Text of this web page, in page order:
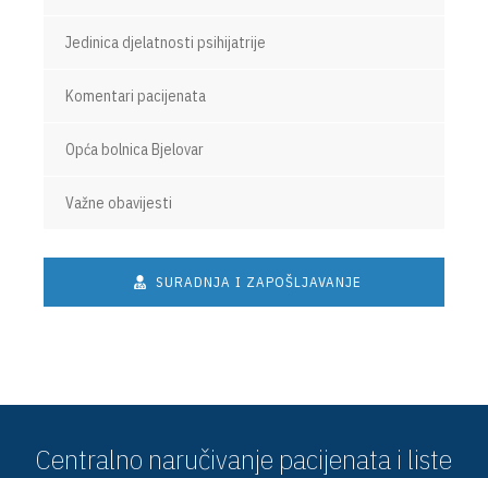
Jedinica djelatnosti psihijatrije
Komentari pacijenata
Opća bolnica Bjelovar
Važne obavijesti
SURADNJA I ZAPOŠLJAVANJE
Centralno naručivanje pacijenata i liste